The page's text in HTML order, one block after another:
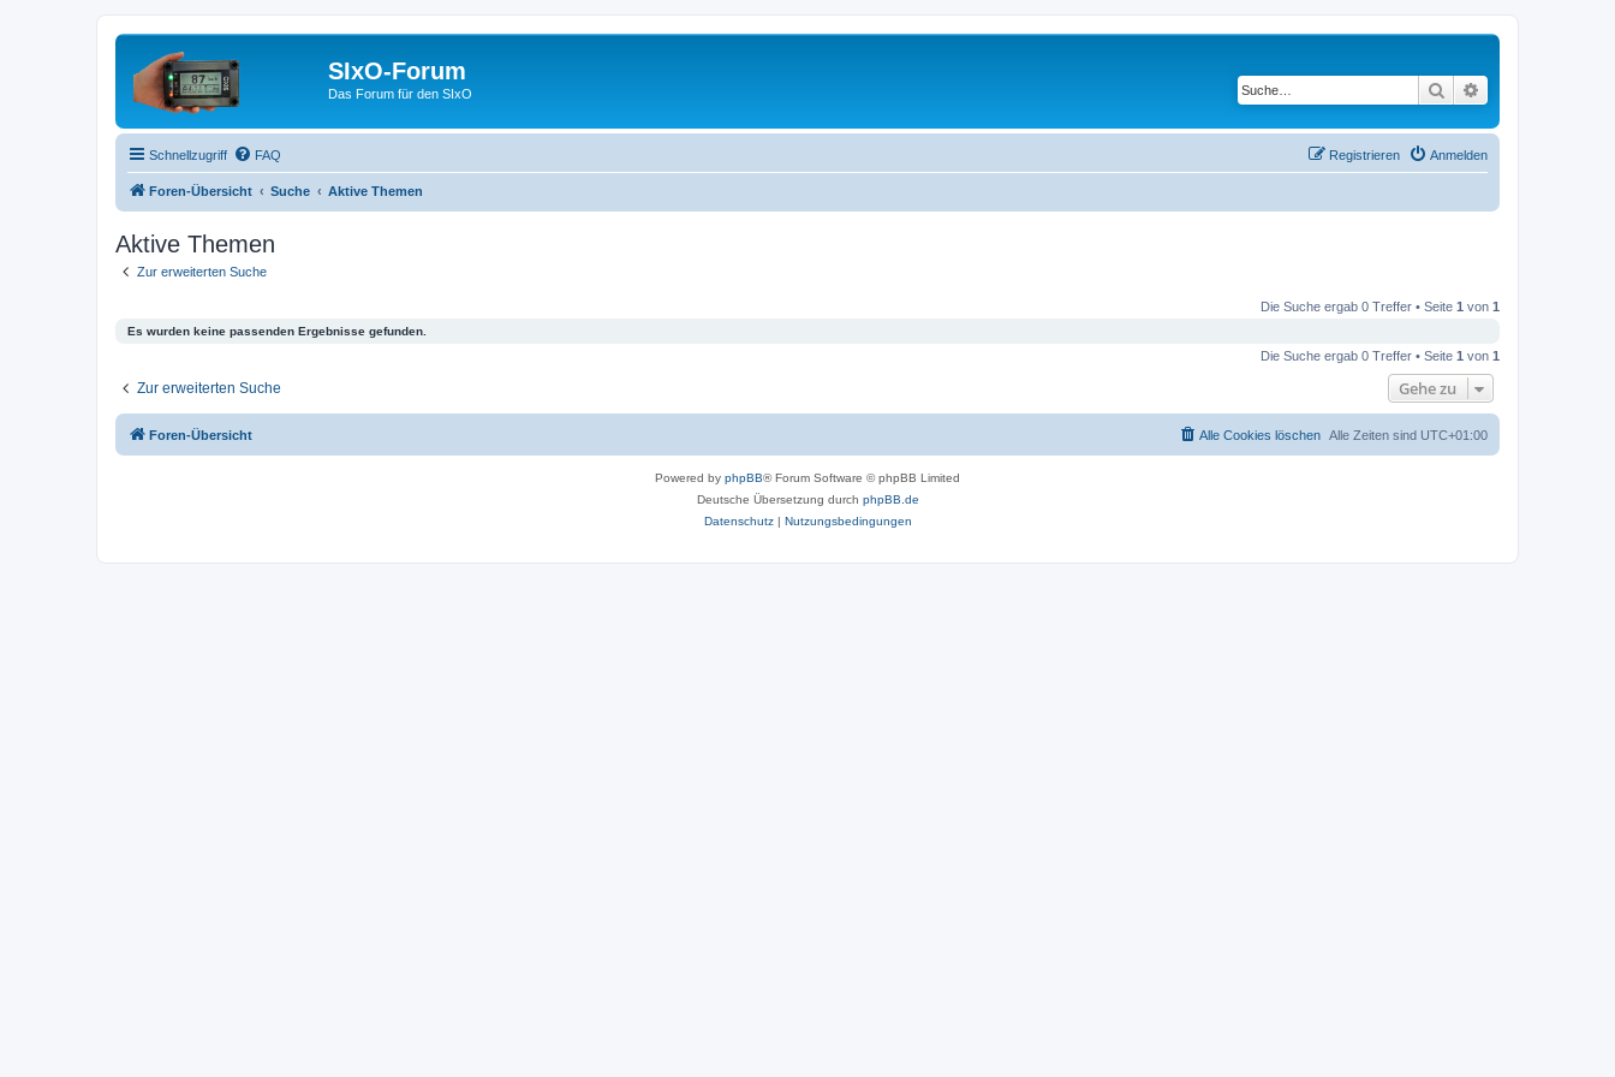
SIxO-Forum
Das Forum für den SIxO Suche
Schnellzugriff FAQ Anmelden
Registrieren
Foren-Übersicht Suche Aktive Themen
Aktive Themen
Zur erweiterten Suche
Die Suche ergab 0 Treffer • Seite 1 von 1
Es wurden keine passenden Ergebnisse gefunden.
Die Suche ergab 0 Treffer • Seite 1 von 1
Zur erweiterten Suche Gehe zu
Foren-Übersicht Alle Zeiten sind UTC+01:00
Alle Cookies löschen
Powered by phpBB® Forum Software © phpBB Limited
Deutsche Übersetzung durch phpBB.de
Datenschutz| Nutzungsbedingungen